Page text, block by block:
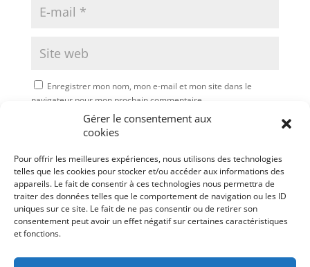
Gérer le consentement aux
cookies
Pour offrir les meilleures expériences, nous utilisons des technologies
telles que les cookies pour stocker et/ou accéder aux informations des
appareils. Le fait de consentir à ces technologies nous permettra de
traiter des données telles que le comportement de navigation ou les ID
uniques sur ce site. Le fait de ne pas consentir ou de retirer son
consentement peut avoir un effet négatif sur certaines caractéristiques
et fonctions.
Enregistrer mon nom, mon e-mail et mon site dans le
navigateur pour mon prochain commentaire.
Soumettre le commentaire